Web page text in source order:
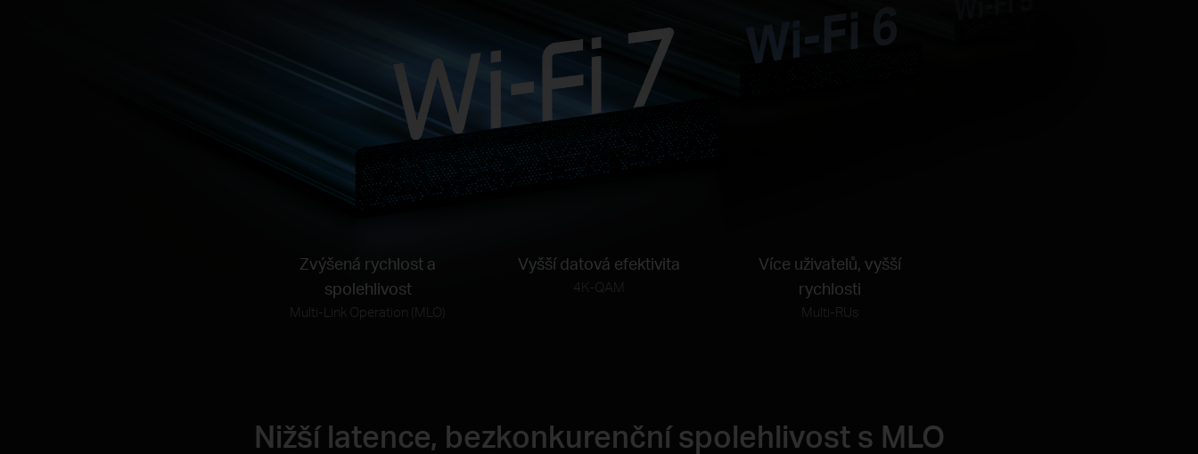
Zvýšená rychlost a
spolehlivost
Multi-Link Operation (MLO)
Vyšší datová efektivita
4K-QAM
Více uživatelů, vyšší
rychlosti
Multi-RUs
Nižší latence, bezkonkurenční spolehlivost s MLO